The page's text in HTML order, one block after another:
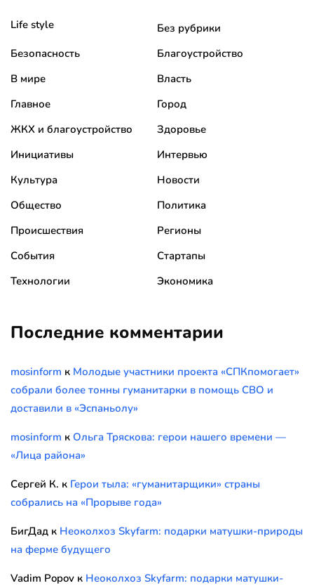
Life style
Без рубрики
Безопасность
Благоустройство
В мире
Власть
Главное
Город
ЖКХ и благоустройство
Здоровье
Инициативы
Интервью
Культура
Новости
Общество
Политика
Происшествия
Регионы
События
Стартапы
Технологии
Экономика
Последние комментарии
mosinform к Молодые участники проекта «СПКпомогает»
собрали более тонны гуманитарки в помощь СВО и
доставили в «Эспаньолу»
mosinform к Ольга Тряскова: герои нашего времени —
«Лица района»
Сергей К. к Герои тыла: «гуманитарщики» страны
собрались на «Прорыве года»
БигДад к Неоколхоз Skyfarm: подарки матушки-природы
на ферме будущего
Vadim Popov к Неоколхоз Skyfarm: подарки матушки-